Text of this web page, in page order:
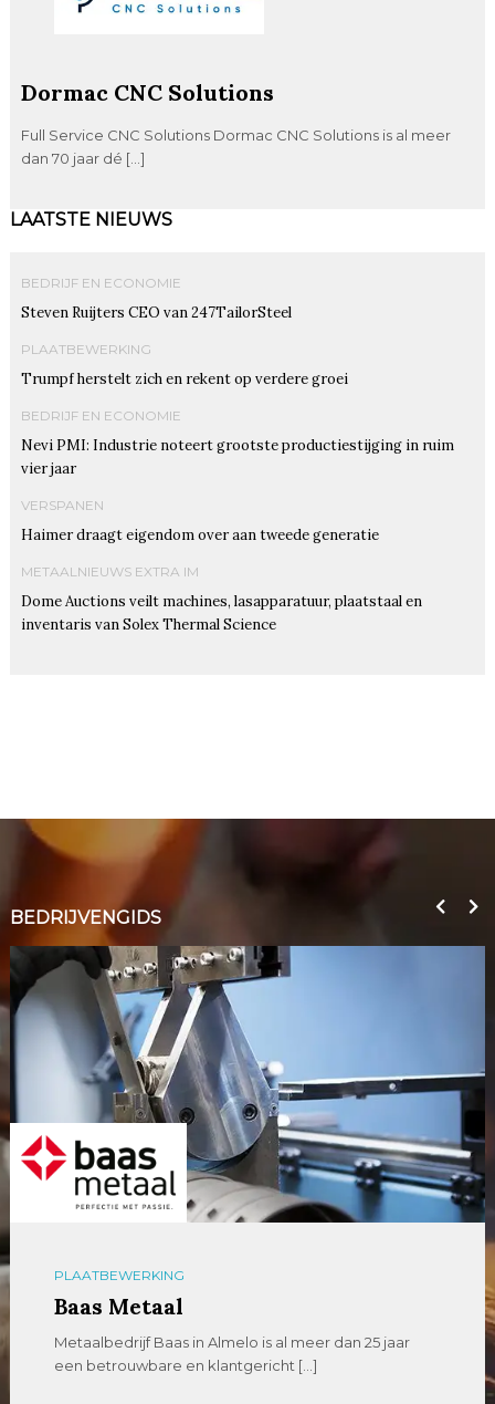
Dormac CNC Solutions
Full Service CNC Solutions Dormac CNC Solutions is al meer
dan 70 jaar dé […]
LAATSTE NIEUWS
BEDRIJF EN ECONOMIE
Steven Ruijters CEO van 247TailorSteel
PLAATBEWERKING
Trumpf herstelt zich en rekent op verdere groei
BEDRIJF EN ECONOMIE
Nevi PMI: Industrie noteert grootste productiestijging in ruim
vier jaar
VERSPANEN
Haimer draagt eigendom over aan tweede generatie
METAALNIEUWS EXTRA IM
Dome Auctions veilt machines, lasapparatuur, plaatstaal en
inventaris van Solex Thermal Science
BEDRIJVENGIDS
PLAATBEWERKING
Baas Metaal
Metaalbedrijf Baas in Almelo is al meer dan 25 jaar
een betrouwbare en klantgericht […]